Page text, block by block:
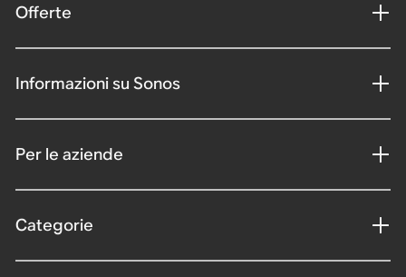
Offerte
Informazioni su Sonos
Per le aziende
Categorie